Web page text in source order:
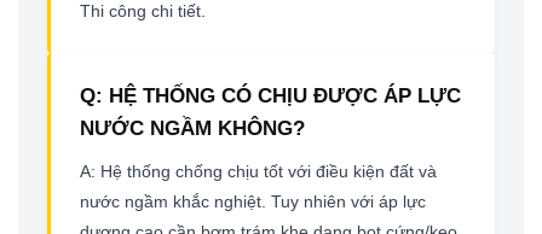
Thi công chi tiết.
Q: HỆ THỐNG CÓ CHỊU ĐƯỢC ÁP LỰC
NƯỚC NGẦM KHÔNG?
A: Hệ thống chống chịu tốt với điều kiện đất và
nước ngầm khắc nghiệt. Tuy nhiên với áp lực